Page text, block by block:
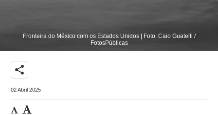
Fronteira do México com os Estados Unidos | Foto: Caio Guatelli /
FotosPúblicas
share
02 Abril 2025